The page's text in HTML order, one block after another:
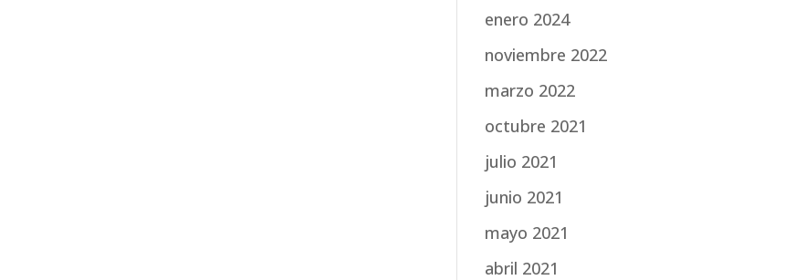
enero 2024
noviembre 2022
marzo 2022
octubre 2021
julio 2021
junio 2021
mayo 2021
abril 2021